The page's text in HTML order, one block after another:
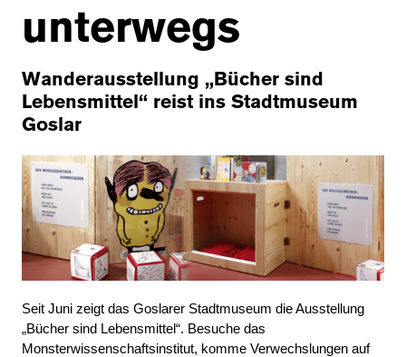
unterwegs
Wanderausstellung „Bücher sind
Lebensmittel“ reist ins Stadtmuseum
Goslar
Seit Juni zeigt das Goslarer Stadtmuseum die Ausstellung
„Bücher sind Lebensmittel“. Besuche das
Monsterwissenschaftsinstitut, komme Verwechslungen auf